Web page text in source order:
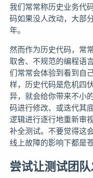
我们常常称历史业务代
码如果没人改动，大部
年。
然而作为历史代码，常
取舍、不规范的编程语
们常常会体验到看到自
样，历史代码是危机四
异，就会给你带来不小
码进行修改、或迭代其
逻辑进行逐行地重新审
补全测试。不要觉得这
线上故障的影响下都是
尝试让测试团